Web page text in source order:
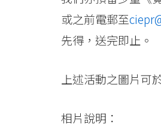
或之前電郵至
先得，送完即止。
上述活動之圖片可
相片說明：